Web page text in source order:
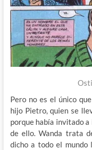
Pero no es el único
hijo Pietro, quien se
porque había invitado
de ello. Wanda trata
dicho a todo el mundo